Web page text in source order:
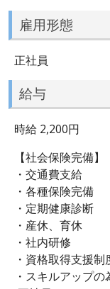
雇用形態
正社員
給与
時給 2,200円
【社会保険完備】
・交通費支給
・各種保険完備
・定期健康診断
・産休、育休
・社内研修
・資格取得支援制
・スキルアップ